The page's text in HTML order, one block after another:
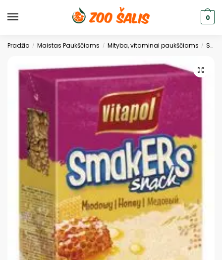
0
Pradžia / Maistas Paukščiams / Mityba, vitaminai paukščiams / Skanėstai paukščiams